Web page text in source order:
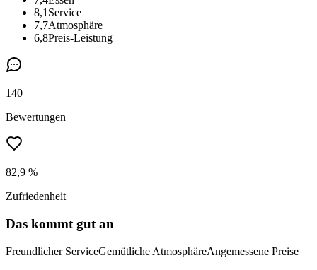
8,1 Service
7,7Atmosphäre
6,8Preis-Leistung
140
Bewertungen
82,9 %
Zufriedenheit
Das kommt gut an
Freundlicher ServiceGemütliche AtmosphäreAngemessene Preise